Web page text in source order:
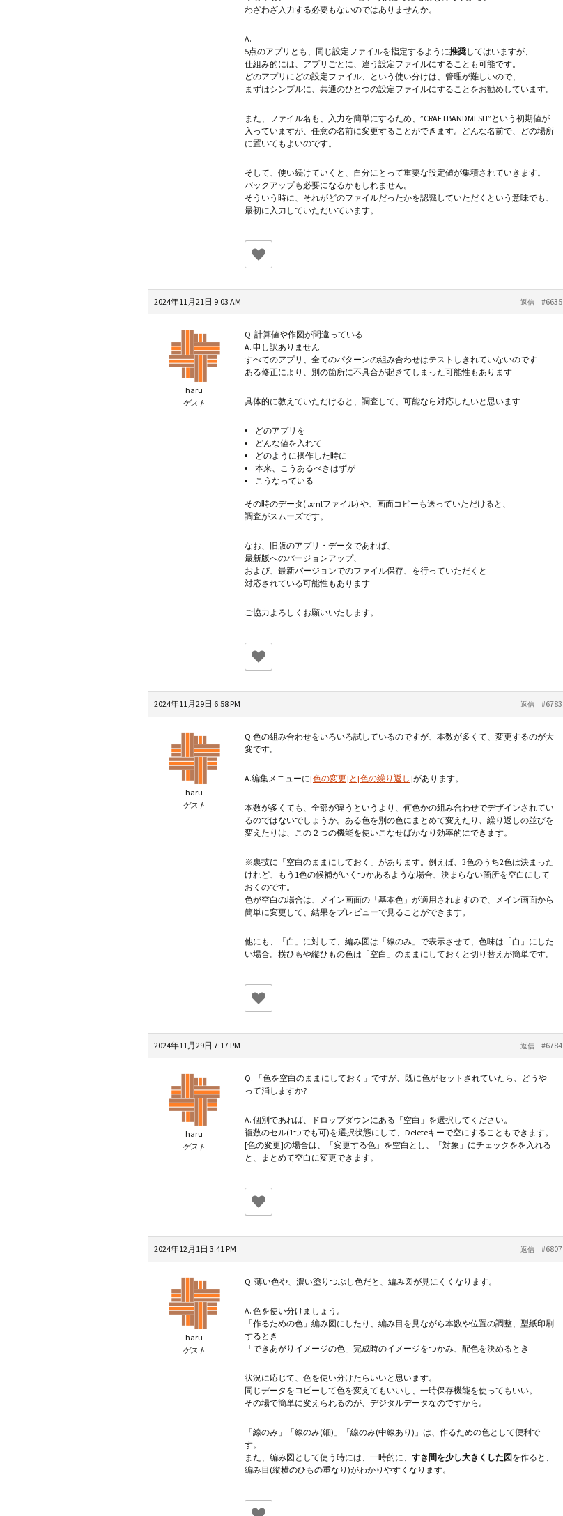
わざわざ入力する必要もないのではありませんか。
A.
5点のアプリとも、同じ設定ファイルを指定するように推奨してはいますが、
仕組み的には、アプリごとに、違う設定ファイルにすることも可能です。
どのアプリにどの設定ファイル、という使い分けは、管理が難しいので、
まずはシンプルに、共通のひとつの設定ファイルにすることをお勧めしています。
また、ファイル名も、入力を簡単にするため、”CRAFTBANDMESH”という初期値が
入っていますが、任意の名前に変更することができます。どんな名前で、どの場所
に置いてもよいのです。
そして、使い続けていくと、自分にとって重要な設定値が集積されていきます。
バックアップも必要になるかもしれません。
そういう時に、それがどのファイルだったかを認識していただくという意味でも、
最初に入力していただいています。
2024年11月21日 9:03 AM #6635
返信
haru
ゲスト
Q. 計算値や作図が間違っている
A. 申し訳ありません
すぺてのアプリ、全てのパターンの組み合わせはテストしきれていないのです
ある修正により、別の箇所に不具合が起きてしまった可能性もあります
具体的に教えていただけると、調査して、可能なら対応したいと思います
どのアプリを
どんな値を入れて
どのように操作した時に
本来、こうあるべきはずが
こうなっている
その時のデータ( .xmlファイル) や、画面コピーも送っていただけると、
調査がスムーズです。
なお、旧版のアプリ・データであれば、
最新版へのバージョンアップ、
および、最新バージョンでのファイル保存、を行っていただくと
対応されている可能性もあります
ご協力よろしくお願いいたします。
2024年11月29日 6:58 PM #6783
返信
haru
ゲスト
Q.色の組み合わせをいろいろ試しているのですが、本数が多くて、変更するのが大
変です。
A.編集メニューに[色の変更]と[色の繰り返し]があります。
本数が多くても、全部が違うというより、何色かの組み合わせでデザインされてい
るのではないでしょうか。ある色を別の色にまとめて変えたり、繰り返しの並びを
変えたりは、この２つの機能を使いこなせばかなり効率的にできます。
※裏技に「空白のままにしておく」があります。例えば、3色のうち2色は決まった
けれど、もう1色の候補がいくつかあるような場合、決まらない箇所を空白にして
おくのです。
色が空白の場合は、メイン画面の「基本色」が適用されますので、メイン画面から
簡単に変更して、結果をプレビューで見ることができます。
他にも、「白」に対して、編み図は「線のみ」で表示させて、色味は「白」にした
い場合。横ひもや縦ひもの色は「空白」のままにしておくと切り替えが簡単です。
2024年11月29日 7:17 PM #6784
返信
haru
ゲスト
Q. 「色を空白のままにしておく」ですが、既に色がセットされていたら、どうや
って消しますか?
A. 個別であれば、ドロップダウンにある「空白」を選択してください。
複数のセル(1つでも可)を選択状態にして、Deleteキーで空にすることもできます。
[色の変更]の場合は、「変更する色」を空白とし、「対象」にチェックをを入れる
と、まとめて空白に変更できます。
2024年12月1日 3:41 PM #6807
返信
haru
ゲスト
Q. 薄い色や、濃い塗りつぶし色だと、編み図が見にくくなります。
A. 色を使い分けましょう。
「作るための色」編み図にしたり、編み目を見ながら本数や位置の調整、型紙印刷
するとき
「できあがりイメージの色」完成時のイメージをつかみ、配色を決めるとき
状況に応じて、色を使い分けたらいいと思います。
同じデータをコピーして色を変えてもいいし、一時保存機能を使ってもいい。
その場で簡単に変えられるのが、デジタルデータなのですから。
「線のみ」「線のみ(細)」「線のみ(中線あり)」は、作るための色として便利で
す。
また、編み図として使う時には、一時的に、 すき間を少し大きくした図を作ると、
編み目(縦横のひもの重なり)がわかりやすくなります。